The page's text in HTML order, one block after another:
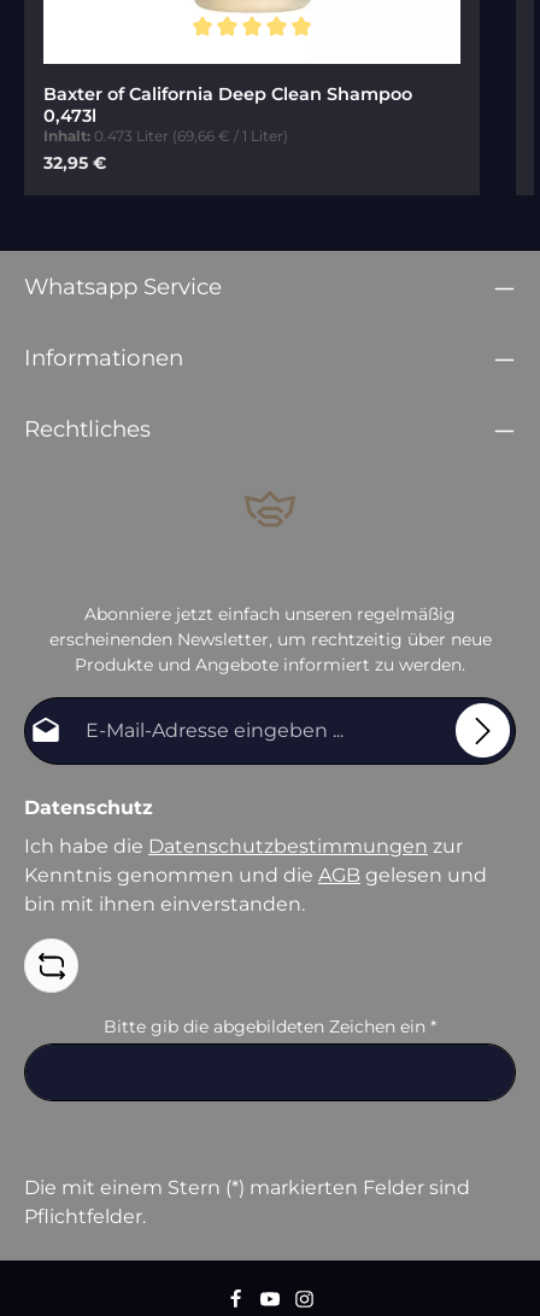
Baxter of California Deep Clean Shampoo
0,473l
Inhalt: 0.473 Liter (69,66 € / 1 Liter)
Regulärer Preis:
32,95 €
Whatsapp Service
Informationen
Rechtliches
Abonniere jetzt einfach unseren regelmäßig
erscheinenden Newsletter, um rechtzeitig über neue
Produkte und Angebote informiert zu werden.
Datenschutz
Ich habe die Datenschutzbestimmungen zur
Kenntnis genommen und die AGB gelesen und
bin mit ihnen einverstanden.
Bitte gib die abgebildeten Zeichen ein *
Die mit einem Stern (*) markierten Felder sind
Pflichtfelder.